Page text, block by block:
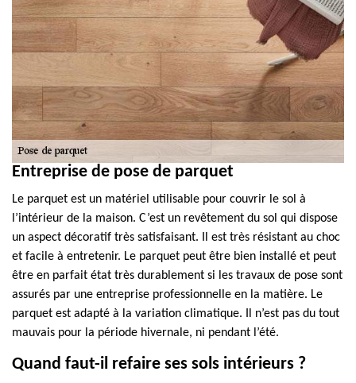
Entreprise de pose de parquet
Le parquet est un matériel utilisable pour couvrir le sol à
l’intérieur de la maison. C’est un revêtement du sol qui dispose
un aspect décoratif très satisfaisant. Il est très résistant au choc
et facile à entretenir. Le parquet peut être bien installé et peut
être en parfait état très durablement si les travaux de pose sont
assurés par une entreprise professionnelle en la matière. Le
parquet est adapté à la variation climatique. Il n’est pas du tout
mauvais pour la période hivernale, ni pendant l’été.
Quand faut-il refaire ses sols intérieurs ?